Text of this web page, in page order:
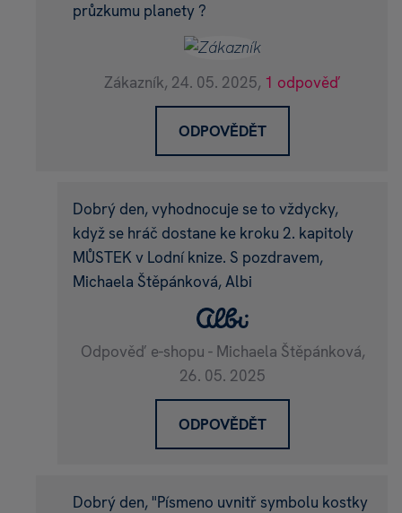
průzkumu planety ?
Zákazník, 24. 05. 2025, 1 odpověď
ODPOVĚDĚT
Dobrý den, vyhodnocuje se to vždycky,
když se hráč dostane ke kroku 2. kapitoly
MŮSTEK v Lodní knize. S pozdravem,
Michaela Štěpánková, Albi
Odpověď e-shopu - Michaela Štěpánková,
26. 05. 2025
ODPOVĚDĚT
Dobrý den, "Písmeno uvnitř symbolu kostky